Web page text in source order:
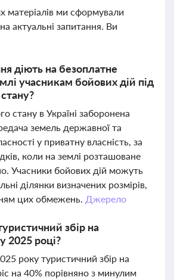
матеріалів ми сформували
на актуальні запитання. Ви
діють на безоплатне
учасникам бойових дій під
стану в Україні заборонена
земель державної та
у приватну власність, за
коли на землі розташоване
Учасники бойових дій можуть
ділянки визначених розмірів,
цих обмежень. Джерело
збір на
2025 році?
року туристичний збір на
на 40% порівняно з минулим